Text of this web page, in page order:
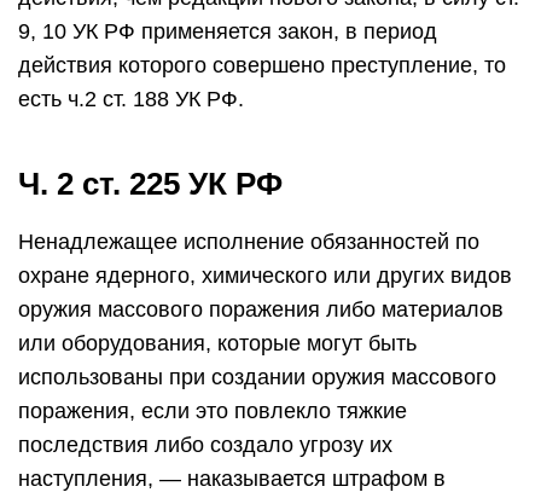
9, 10 УК РФ применяется закон, в период
действия которого совершено преступление, то
есть ч.2 ст. 188 УК РФ.
Ч. 2 ст. 225 УК РФ
Ненадлежащее исполнение обязанностей по
охране ядерного, химического или других видов
оружия массового поражения либо материалов
или оборудования, которые могут быть
использованы при создании оружия массового
поражения, если это повлекло тяжкие
последствия либо создало угрозу их
наступления, — наказывается штрафом в